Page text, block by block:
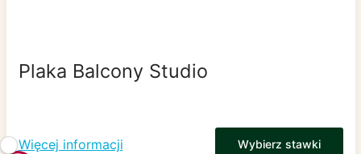
Plaka Balcony Studio
Więcej informacji Wybierz stawki